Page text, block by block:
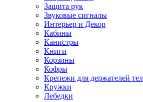
Защита рук
Звуковые сигналы
Интерьер и Декор
Кабины
Канистры
Книги
Корзины
Кофры
Крепежи для держателей
Кружки
Лебедки